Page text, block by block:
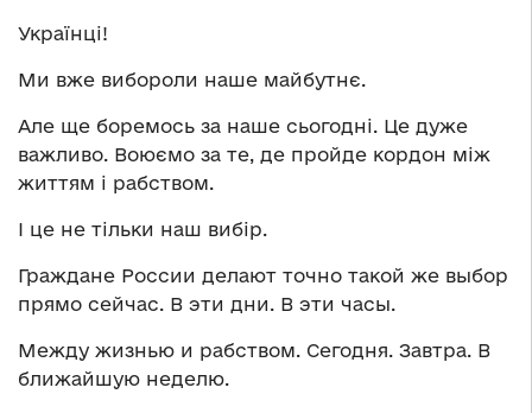
Українці!
Ми вже вибороли наше майбутнє.
Але ще боремось за наше сьогодні. Це дуже
важливо. Воюємо за те, де пройде кордон між
життям і рабством.
І це не тільки наш вибір.
Граждане России делают точно такой же выбор
прямо сейчас. В эти дни. В эти часы.
Между жизнью и рабством. Сегодня. Завтра. В
ближайшую неделю.